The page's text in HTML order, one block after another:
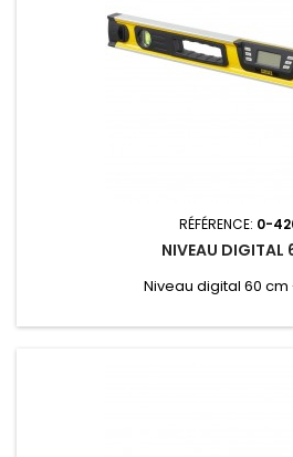
RÉFÉRENCE: 0-
NIVEAU DIGITAL
Niveau digital 60